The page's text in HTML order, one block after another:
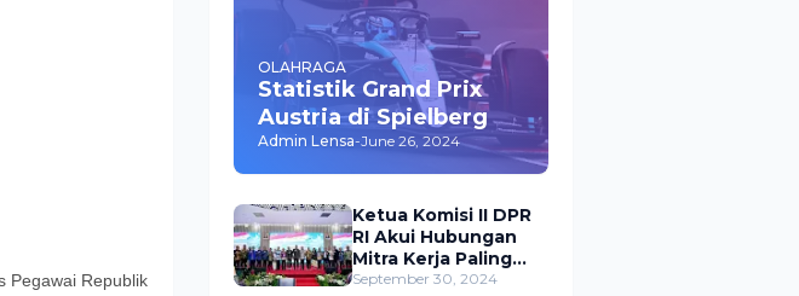
Pegawai Republik
OLAHRAGA
Statistik Grand Prix
Austria di Spielberg
Admin Lensa-June 26, 2024
Ketua Komisi II DPR
RI Akui Hubungan
Mitra Kerja Paling
Akrab dengan
September 30, 2024